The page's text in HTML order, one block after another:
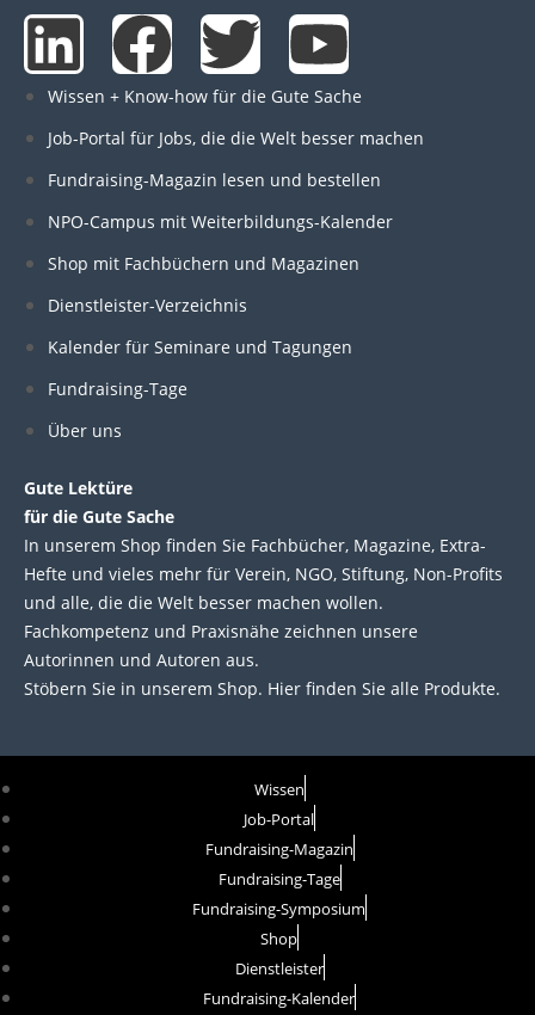
L
i
n
k
e
d
i
n
F
a
c
e
b
o
o
T
w
i
t
t
e
Y
o
u
t
u
b
Wissen + Know-how für die Gute Sache
Job-Portal für Jobs, die die Welt besser machen
Fundraising-Magazin lesen und bestellen
NPO-Campus mit Weiterbildungs-Kalender
Shop mit Fachbüchern und Magazinen
Dienstleister-Verzeichnis
Kalender für Seminare und Tagungen
Fundraising-Tage
Über uns
Gute Lektüre
für die Gute Sache
In unserem Shop finden Sie Fachbücher, Magazine, Extra-
Hefte und vieles mehr für Verein, NGO, Stiftung, Non-Profits
und alle, die die Welt besser machen wollen.
Fachkompetenz und Praxisnähe zeichnen unsere
Autorinnen und Autoren aus.
Stöbern Sie in unserem Shop. Hier finden Sie alle Produkte.
Wissen
Job-Portal
Fundraising-Magazin
Fundraising-Tage
Fundraising-Symposium
Shop
Dienstleister
Fundraising-Kalender